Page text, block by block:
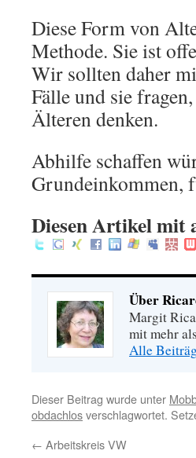
Diese Form von
Methode. Sie ist
Wir sollten daher
Fälle und sie
Älteren denken.
Abhilfe schaffen
Grundeinkommen,
Diesen Artikel mit
Über
Margit
mit mehr
Alle
Dieser Beitrag wurde unter
obdachlosverschlagwortet.
← Arbeitskreis VW